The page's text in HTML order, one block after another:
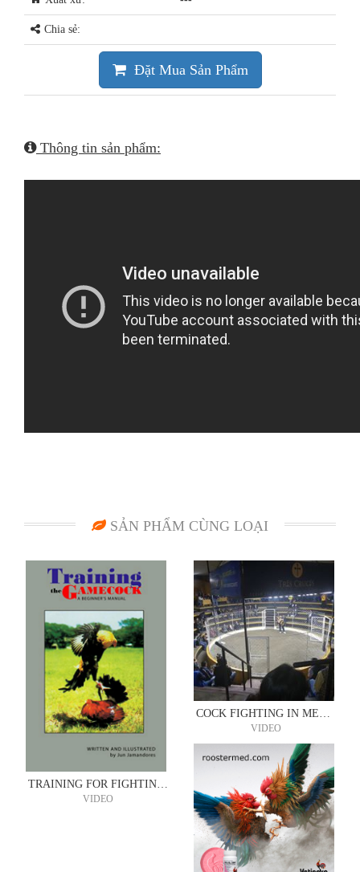
Chia sẻ:
Đặt Mua Sản Phẩm
Thông tin sản phẩm:
SẢN PHẨM CÙNG LOẠI
VIDEO
COCK FIGHTING IN MEXICO
VIDEO